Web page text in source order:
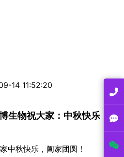
14 11:52:20
生物祝大家：中秋快乐，阖